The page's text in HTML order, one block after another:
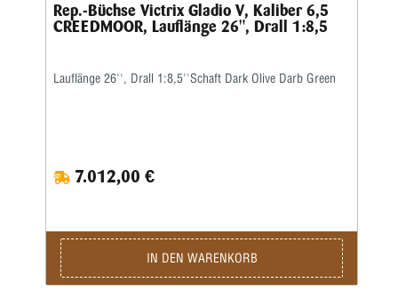
Rep.-Büchse Victrix Gladio V, Kaliber 6,5
CREEDMOOR, Lauflänge 26", Drall 1:8,5
Lauflänge 26'', Drall 1:8,5''Schaft Dark Olive Darb Green
7.012,00 €
IN DEN WARENKORB